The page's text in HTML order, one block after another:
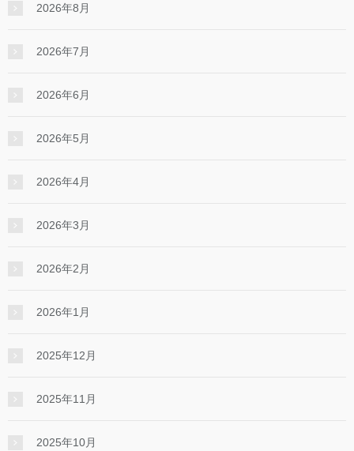
2026年8月
2026年7月
2026年6月
2026年5月
2026年4月
2026年3月
2026年2月
2026年1月
2025年12月
2025年11月
2025年10月